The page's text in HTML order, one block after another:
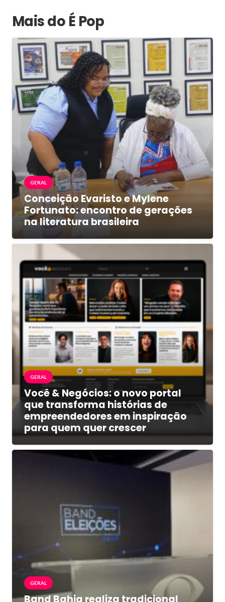
Mais do É Pop
GERAL
Conceição Evaristo e Mylene
Fortunato: encontro de gerações
na literatura brasileira
GERAL
Você & Negócios: o novo portal
que transforma histórias de
empreendedores em inspiração
para quem quer crescer
GERAL
Band Bahia realiza tradicional